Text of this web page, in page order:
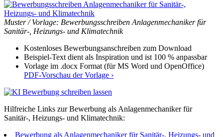
Muster / Vorlage: Bewerbungsschreiben Anlagenmechaniker für
Sanitär-, Heizungs- und Klimatechnik
Kostenloses Bewerbungsanschreiben zum Download
Beispiel-Text dient als Inspiration und ist 100 % anpassbar
Vorlage im .docx Format (für MS Word und OpenOffice)
PDF-Vorschau der Vorlage ›
Hilfreiche Links zur Bewerbung als Anlagenmechaniker für
Sanitär-, Heizungs- und Klimatechnik:
Bewerbung als Anlagenmechaniker für Sanitär-, Heizungs- und